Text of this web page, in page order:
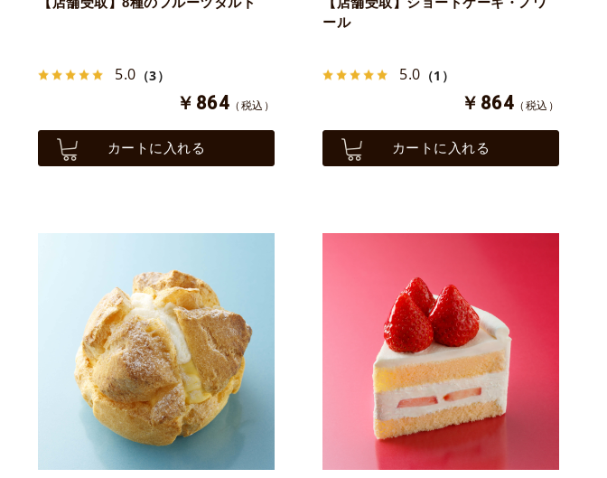
5.0 （3）
￥864 （税込）
カートに入れる
ール
5.0 （1）
￥864 （税込）
カートに入れる